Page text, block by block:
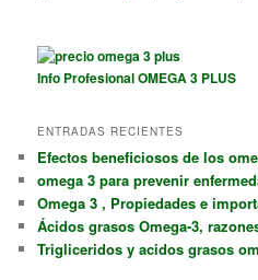
Info Profesional OMEGA 3 PLUS
ENTRADAS RECIENTES
Efectos beneficiosos de los
omega 3 para prevenir
Omega 3 , Propiedades e
Ácidos grasos Omega-3,
Trigliceridos y acidos grasos